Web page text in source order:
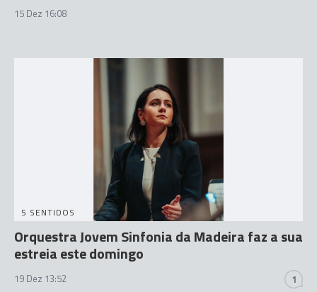
15 Dez 16:08
5 SENTIDOS
Orquestra Jovem Sinfonia da Madeira faz a sua
estreia este domingo
19 Dez 13:52 1